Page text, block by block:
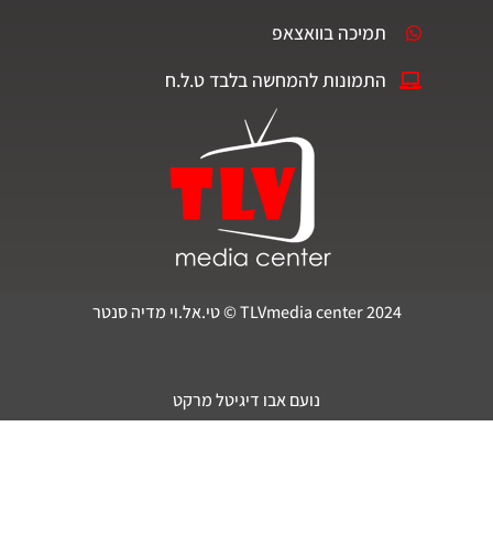
תמיכה בוואצאפ
התמונות להמחשה בלבד ט.ל.ח
נועם אבו דיגיטל מרקט
TLVmedia center 2024 © טי.אל.וי מדיה סנטר